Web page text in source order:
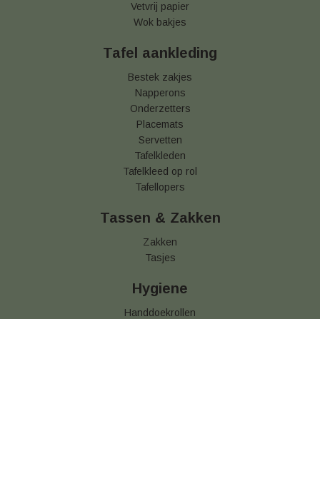
Vetvrij papier
Wok bakjes
Tafel aankleding
Bestek zakjes
Napperons
Onderzetters
Placemats
Servetten
Tafelkleden
Tafelkleed op rol
Tafellopers
Tassen & Zakken
Zakken
Tasjes
Hygiene
Handdoekrollen